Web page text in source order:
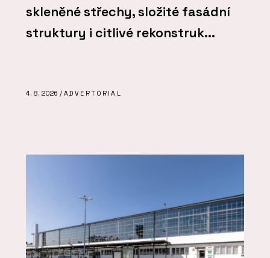
skleněné střechy, složité fasádní
struktury i citlivé rekonstruk...
4. 8. 2026 / ADVERTORIAL